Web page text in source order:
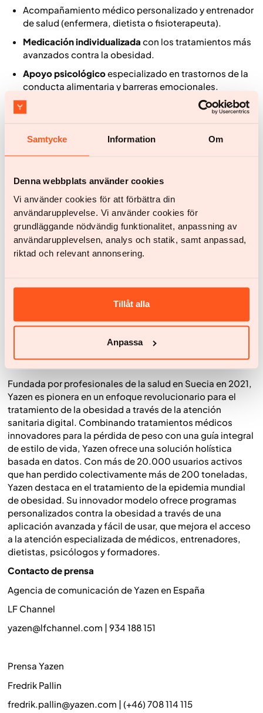
Samtycke Information Om
Denna webbplats använder cookies
Vi använder cookies för att förbättra din
användarupplevelse. Vi använder cookies för
grundläggande nödvändig funktionalitet, anpassning av
användarupplevelsen, analys och statik, samt anpassad,
riktad och relevant annonsering.
Tillåt alla
Anpassa
Acompañamiento médico personalizado y entrenador
de salud (enfermera, dietista o fisioterapeuta).
Medicación individualizada con los tratamientos más
avanzados contra la obesidad.
Apoyo psicológicoespecializado en trastornos de la
conducta alimentaria y barreras emocionales.
Un
comunidad
Gracias a esta plataforma digital, Yazen ofrece una
atenciónflexible, accesible y continua
estilo de vida sostenibles y saludables.
“Comprobamos que los pacientes que reciben la
combinación adecuada de medicación, apoyo en el
estilo de vida y atención digital tienen muchas más
posibilidades de lograr una pérdida de peso exitosa.
Ha llegado el momento de cambiar nuestra forma de
adaptar la atención a las necesidades reales del
paciente”, concluyeel Dr. Carlsson.
Science and publications
Fundada por profesionales de la salud en Suecia en 2021,
Yazen es pionera en un enfoque revolucionario para el
tratamiento de la obesidad a través de la atención
sanitaria digital. Combinando tratamientos médicos
innovadores para la pérdida de peso con una guía integral
de estilo de vida, Yazen ofrece una solución holística
basada en datos. Con más de 20.000 usuarios activos
que han perdido colectivamente más de 200 toneladas,
Yazen destaca en el tratamiento de la epidemia mundial
de obesidad. Su innovador modelo ofrece programas
personalizados contra la obesidad a través de una
aplicación avanzada y fácil de usar, que mejora el acceso
a la atención especializada de médicos, entrenadores,
dietistas, psicólogos y formadores.
Contacto de prensa
Agencia de comunicación de Yazen en España
LF Channel
yazen@lfchannel.com | 934 188 151
Prensa Yazen
Fredrik Pallin
fredrik.pallin@yazen.com | (+46) 708 114 115